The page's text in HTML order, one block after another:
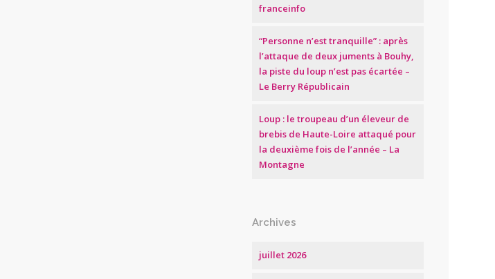
franceinfo
“Personne n’est tranquille” : après
l’attaque de deux juments à Bouhy,
la piste du loup n’est pas écartée –
Le Berry Républicain
Loup : le troupeau d’un éleveur de
brebis de Haute-Loire attaqué pour
la deuxième fois de l’année – La
Montagne
Archives
juillet 2026